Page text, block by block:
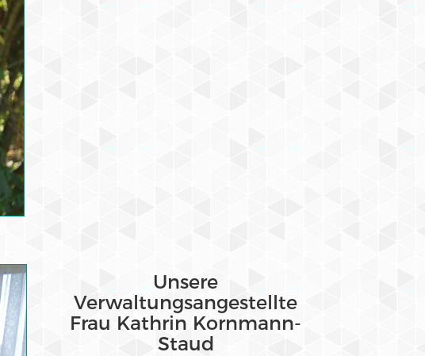
Unsere
Verwaltungsangestellte
Frau Kathrin Kornmann-
Staud